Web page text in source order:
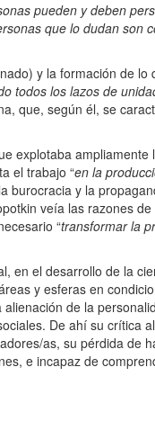
pueden y deben
que lo dudan son
y la formación de lo
todos los lazos de
que, según él, se
explotaba
el trabajo “en la
burocracia y la
veía las razones
“transformar la
en el desarrollo de la
y esferas en
de la
De ahí su crítica
as, su pérdida de
e incapaz de